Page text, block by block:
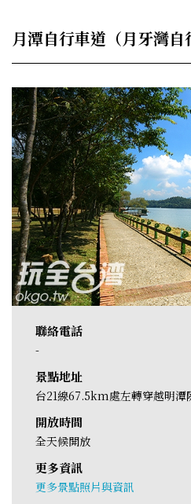
月潭自行車道（月牙灣自
聯絡電話
-
景點地址
台21線67.5km處左轉穿越明潭
開放時間
全天候開放
更多資訊
更多景點照片與資訊